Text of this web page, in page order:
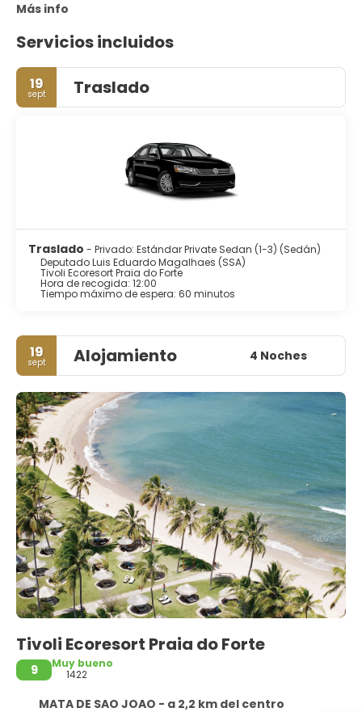
Más info
Servicios incluidos
19
sept Traslado
Traslado - Privado: Estándar Private Sedan (1-3) (Sedán)
Deputado Luis Eduardo Magalhaes (SSA)
Tivoli Ecoresort Praia do Forte
Hora de recogida: 12:00
Tiempo máximo de espera: 60 minutos
19
sept Alojamiento 4 Noches
Tivoli Ecoresort Praia do Forte
9
Muy bueno
1422
MATA DE SAO JOAO - a 2,2 km del centro